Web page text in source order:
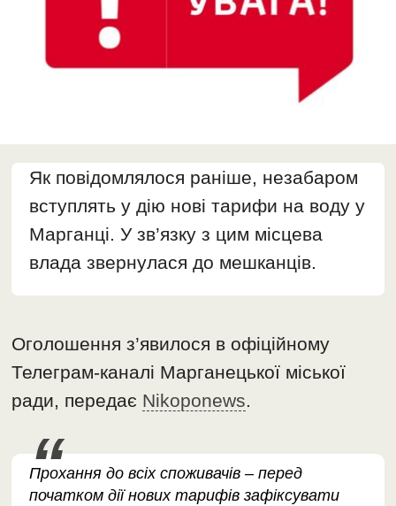
Як повідомлялося раніше, незабаром
вступлять у дію нові тарифи на воду у
Марганці. У зв’язку з цим місцева
влада звернулася до мешканців.
Оголошення з’явилося в офіційному
Телеграм-каналі Марганецької міської
ради, передає Nikoponews.
Прохання до всіх споживачів – перед
початком дії нових тарифів зафіксувати